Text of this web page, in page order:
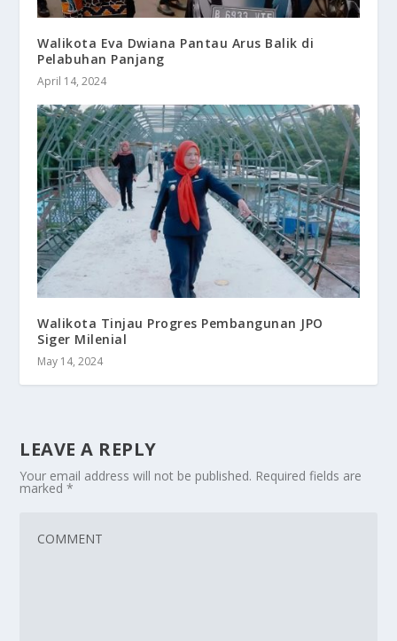
Walikota Eva Dwiana Pantau Arus Balik di
Pelabuhan Panjang
April 14, 2024
Walikota Tinjau Progres Pembangunan JPO
Siger Milenial
May 14, 2024
LEAVE A REPLY
Your email address will not be published. Required fields are
marked*